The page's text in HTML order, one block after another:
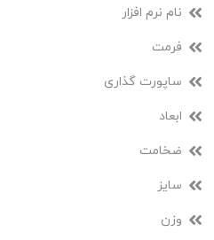
نام نرم افزار
فرمت
ساپورت گذاری
ابعاد
ضخامت
سایز
وزن